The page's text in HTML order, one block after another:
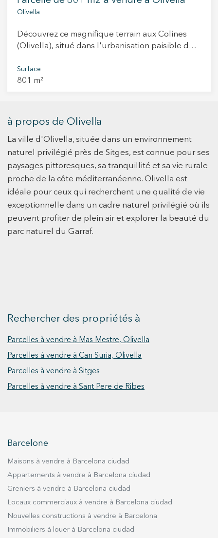
sans renoncer au confort moderne. Ne manquez
pas l'opportunité d'investir dans ce projet dans
recherchés d'Olivella! Et rappelez-vous, vivez là
où vous méritez de vivre, avec Durán Carasso.
Olivella
Découvrez ce magnifique terrain aux Colines
(Olivella), situé dans l'urbanisation paisible des
dans un environnement privilégié. Orienté sud-
est, ce terrain de 801 mètres carrés offre
proposons le terrain adjacent de 888 m² pour 41
000 € ou deux terrains pour un total de 75 000
€. Cette option est idéale pour la construction
de deux maisons unifamiliales. L'urbanisation
est reliée par la route C15 qui relie les
autoroutes AP7 et C32. Situé à proximité de
Sitges, Vilanova i la Geltrú et Vilafranca del
Penedès, ainsi qu'à quelques minutes de
l'aéroport El Prat, cet emplacement offre une
combinaison parfaite de tranquillité et de
nature. Ne manquez pas cette opportunité
Surface
801 m²
à propos de Olivella
La ville d'Olivella, située dans un environnement
naturel privilégié près de Sitges, est connue pour ses
paysages pittoresques, sa tranquillité et sa vie rurale
proche de la côte méditerranéenne. Olivella est
idéale pour ceux qui recherchent une qualité de vie
exceptionnelle dans un cadre naturel privilégié où ils
peuvent profiter de plein air et explorer la beauté du
parc naturel du Garraf.
Rechercher des propriétés à
Parcelles à vendre à Mas Mestre, Olivella
Parcelles à vendre à Can Suria, Olivella
Parcelles à vendre à Sitges
Parcelles à vendre à Sant Pere de Ribes
Barcelone
Maisons à vendre à Barcelona ciudad
Appartements à vendre à Barcelona ciudad
Greniers à vendre à Barcelona ciudad
Locaux commerciaux à vendre à Barcelona ciudad
Nouvelles constructions à vendre à Barcelona
Immobiliers à louer à Barcelona ciudad